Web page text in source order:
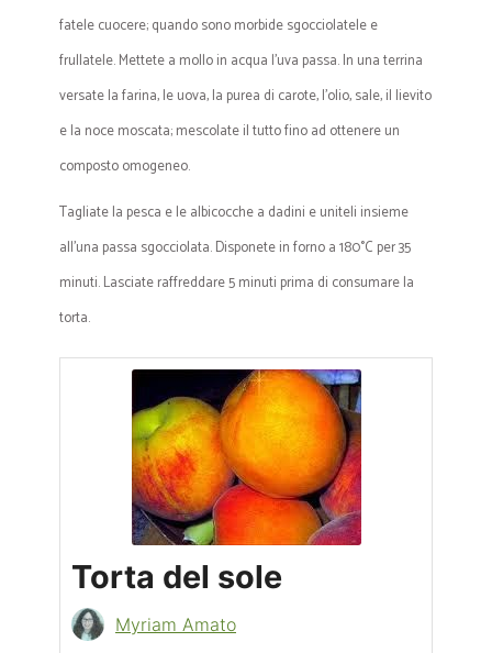
fatele cuocere; quando sono morbide sgocciolatele e
frullatele. Mettete a mollo in acqua l’uva passa. In una terrina
versate la farina, le uova, la purea di carote, l’olio, sale, il lievito
e la noce moscata; mescolate il tutto fino ad ottenere un
composto omogeneo.
Tagliate la pesca e le albicocche a dadini e uniteli insieme
all’una passa sgocciolata. Disponete in forno a 180°C per 35
minuti. Lasciate raffreddare 5 minuti prima di consumare la
torta.
Torta del sole
Myriam Amato